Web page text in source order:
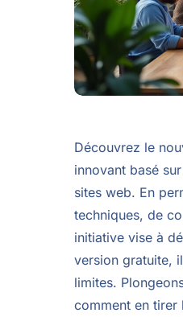
Découvrez le
innovant basé
sites web. En
techniques, de
initiative vise à
version gratuite,
limites.
comment en tirer